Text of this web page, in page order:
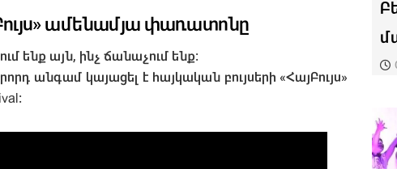
ամենամյա փառատոնը
ենք այն, ինչ ճանաչում ենք:
անգամ կայացել է հայկական բույսերի «ՀայԲույս»